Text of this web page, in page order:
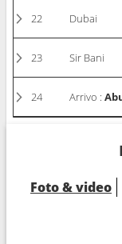
22 Dubai
23 Sir Bani
24 Arrivo :
Foto & video